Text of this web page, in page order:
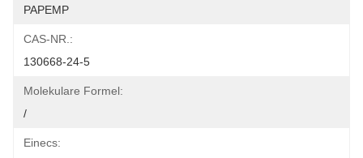
PAPEMP
CAS-NR.:
130668-24-5
Molekulare Formel:
/
Einecs: